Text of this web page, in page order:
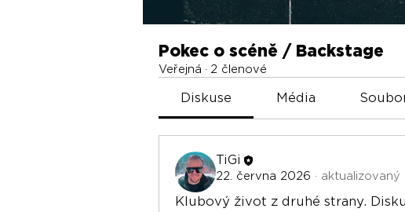
Pokec o scéně / Backstage
Veřejná · 2 členové
Diskuse Média
TiGi
22. června 2026 · aktualizovaný
Klubový život z druhé strany.